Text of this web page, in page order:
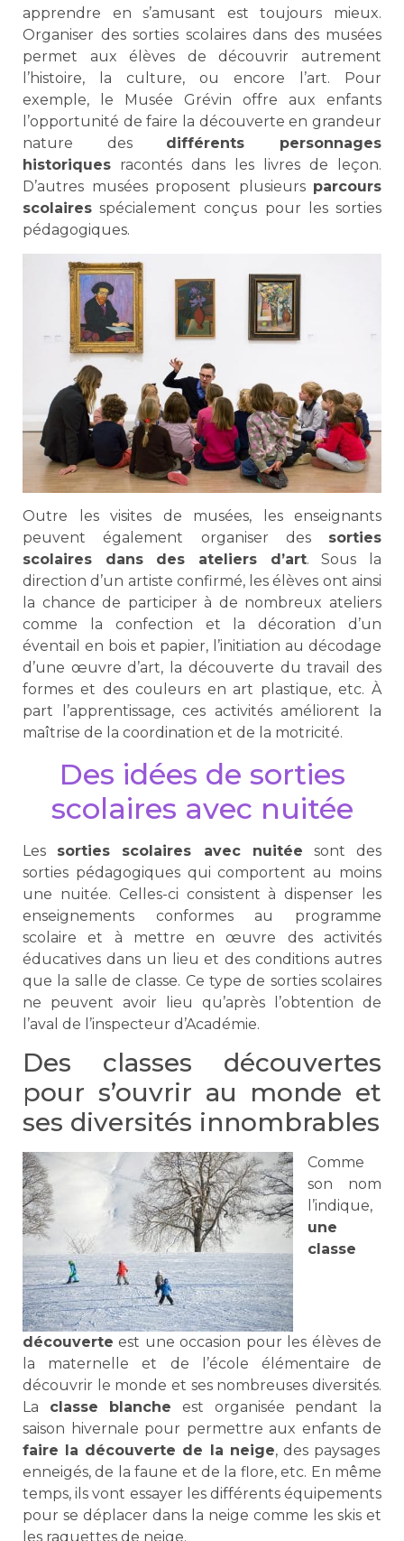
apprendre en s’amusant est toujours mieux.
Organiser des sorties scolaires dans des musées
permet aux élèves de découvrir autrement
l’histoire, la culture, ou encore l’art. Pour
exemple, le Musée Grévin offre aux enfants
l’opportunité de faire la découverte en grandeur
nature des différents personnages
historiques racontés dans les livres de leçon.
D’autres musées proposent plusieurs parcours
scolaires spécialement conçus pour les sorties
pédagogiques.
Outre les visites de musées, les enseignants
peuvent également organiser des sorties
scolaires dans des ateliers d’art. Sous la
direction d’un artiste confirmé, les élèves ont ainsi
la chance de participer à de nombreux ateliers
comme la confection et la décoration d’un
éventail en bois et papier, l’initiation au décodage
d’une œuvre d’art, la découverte du travail des
formes et des couleurs en art plastique, etc. À
part l’apprentissage, ces activités améliorent la
maîtrise de la coordination et de la motricité.
Des idées de sorties
scolaires avec nuitée
Les sorties scolaires avec nuitée sont des
sorties pédagogiques qui comportent au moins
une nuitée. Celles-ci consistent à dispenser les
enseignements conformes au programme
scolaire et à mettre en œuvre des activités
éducatives dans un lieu et des conditions autres
que la salle de classe. Ce type de sorties scolaires
ne peuvent avoir lieu qu’après l’obtention de
l’aval de l’inspecteur d’Académie.
Des classes découvertes
pour s’ouvrir au monde et
ses diversités innombrables
Comme
son nom
l’indique,
une
classe
découverte est une occasion pour les élèves de
la maternelle et de l’école élémentaire de
découvrir le monde et ses nombreuses diversités.
La classe blanche est organisée pendant la
saison hivernale pour permettre aux enfants de
faire la découverte de la neige, des paysages
enneigés, de la faune et de la flore, etc. En même
temps, ils vont essayer les différents équipements
pour se déplacer dans la neige comme les skis et
les raquettes de neige.